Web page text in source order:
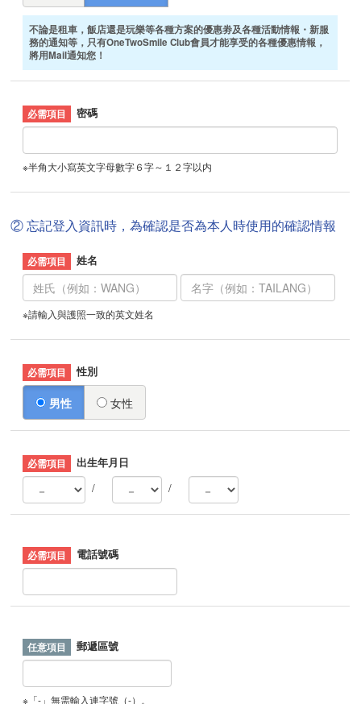
不論是租車，飯店還是玩樂等各種方案的優惠劵及各種活動情報・新服
務的通知等，只有OneTwoSmile Club會員才能享受的各種優惠情報，
將用Mail通知您！
密碼
※半角大小寫英文字母數字６字～１２字以内
② 忘記登入資訊時，為確認是否為本人時使用的確認情報
姓名
※請輸入與護照一致的英文姓名
性別
男性 女性
出生年月日
/
/
電話號碼
郵遞區號
※「-」無需輸入連字號（-）。